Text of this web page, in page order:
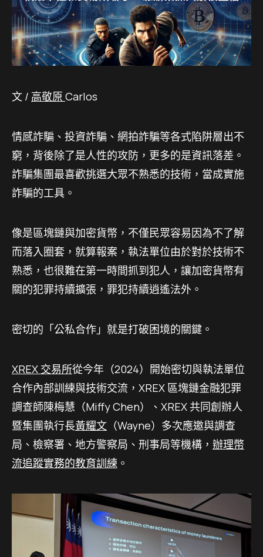
文 / 高敬原 Carlos
情感詐騙、投資詐騙、網拍詐騙等各式陷阱層出不
窮，背後除了是人性的攻防，更多的是資訊落差。
詐騙集團最喜歡挑選大眾不熟悉的技術，當成實施
詐騙的工具。
像是區塊鏈與加密貨幣，不僅民眾容易因為不了解
而落入圈套，就算報案，執法單位由於對於技術不
熟悉，也很難在第一時間抓到犯人，讓加密貨幣有
關的犯罪持續擴張，罪犯持續逍遙法外。
密切的「公私合作」就是打破困境的關鍵。
XREX 交易所從今年（2024）開始密切與執法單位
合作內部訓練與技術交流，XREX 區塊鏈金融犯罪
調查師陳梅慧（Miffy Chen）、XREX 共同創辦人
暨集團執行長黃耀文 （Wayne）多次應邀與調查
局、檢察署、地方警察局、刑事局等機構， 辦理幣
流追蹤實務的教育訓練 。